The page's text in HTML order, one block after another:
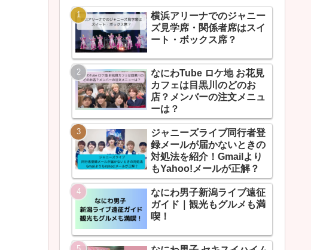
横浜アリーナでのジャニー
ズ見学席・関係者席はスイ
ート・ボックス席？
なにわTube ロケ地 お花見
カフェは目黒川のどのお
店？メンバーの注文メニュ
ーは？
ジャニーズライブ同行者登
録メールが届かないときの
対処法を紹介！Gmailより
もYahoo!メールが正解？
なにわ男子新潟ライブ遠征
ガイド｜観光もグルメも満
喫！